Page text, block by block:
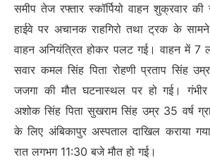
समीप तेज रफ्तार स्कॉर्पियो वाहन शुक्रवार
हाईवे पर अचानक राहगिरो तथा ट्रक के
वाहन अनियंत्रित होकर पलट गई। वाहन में 7
सवार कमल सिंह पिता रोहणी प्रताप सिंह
जजगा की मौत घटनास्थल पर हो गई।
अशोक सिंह पिता सुखराम सिंह उम्र 35 वर्ष
के लिए अंबिकापुर अस्पताल दाखिल कराया
रात लगभग 11:30 बजे मौत हो गई।